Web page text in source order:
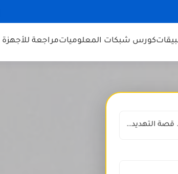
كورس شبكات المعلومياتمراجعة للأجهزة
حادثة طرابلس تهز لبنان.. قصة التهديد بنشر صور خاصة تشعل...